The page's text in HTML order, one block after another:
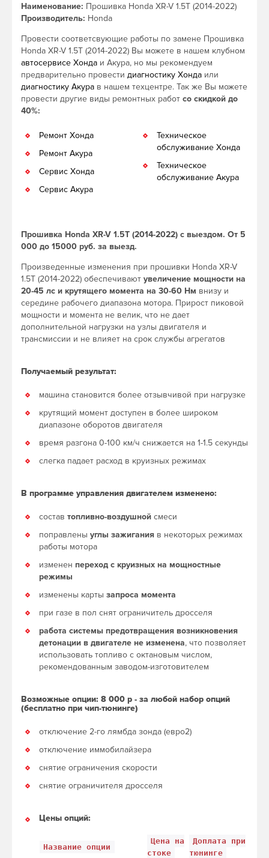
Наименование: Прошивка Honda XR-V 1.5T (2014-2022)
Производитель: Honda
Провести соответсвующие работы по замене Прошивка
Honda XR-V 1.5T (2014-2022) Вы можете в нашем клубном
автосервисе Хонда и Акура, но мы рекомендуем
предварительно провести диагностику Хонда или
диагностику Акура в нашем техцентре. Так же Вы можете
провести другие виды ремонтных работ со скидкой до
40%:
Ремонт Хонда
Ремонт Акура
Сервис Хонда
Сервис Акура
Техническое
обслуживание Хонда
Техническое
обслуживание Акура
Прошивка Honda XR-V 1.5T (2014-2022) с выездом. От 5
000 до 15000 руб. за выезд.
Произведенные изменения при прошивки Honda XR-V
1.5T (2014-2022) обеспечивают увеличение мощности на
20-45 лс и крутящего момента на 30-60 Нм внизу и
середине рабочего диапазона мотора. Прирост пиковой
мощности и момента не велик, что не дает
дополнительной нагрузки на узлы двигателя и
трансмиссии и не влияет на срок службы агрегатов
Получаемый результат:
машина становится более отзывчивой при нагрузке
крутящий момент доступен в более широком
диапазоне оборотов двигателя
время разгона 0-100 км/ч снижается на 1-1.5 секунды
слегка падает расход в круизных режимах
В программе управления двигателем изменено:
состав топливно-воздушной смеси
поправлены углы зажигания в некоторых режимах
работы мотора
изменен переход с круизных на мощностные
режимы
изменены карты запроса момента
при газе в пол снят ограничитель дросселя
работа системы предотвращения возникновения
детонации в двигателе не изменена, что позволяет
использовать топливо с октановым числом,
рекомендованным заводом-изготовителем
Возможные опции: 8 000 р - за любой набор опций
(бесплатно при чип-тюнинге)
отключение 2-го лямбда зонда (евро2)
отключение иммобилайзера
снятие ограничения скорости
снятие ограничителя дросселя
Цены опций:
Название опции
Цена на
стоке
Доплата при
тюнинге